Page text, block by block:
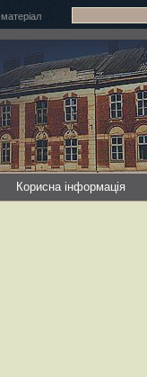
Корисна інформація